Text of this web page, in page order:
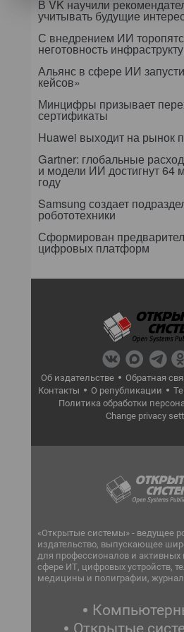
В VK научили
учитывать будущие
С внедрением ИИ
неготовность
Альянс в сфере ИИ
кейсов»
Минцифры призывает
сертификаты
Huawei выходит на рынок
Gartner: глобальные
и модели ИИ достигнут 64
году
Samsung создает
робототехники
Сформирован
цифровых платформ
Об издательстве Обратная
Контакты
О републикации
Политика обработки
Change privacy
«Открытые системы» - ведущее
издательство, выпускающее
для профессионалов и активных
сфере ИТ, цифровых устройств,
медицины и полиграфии,
Открытые